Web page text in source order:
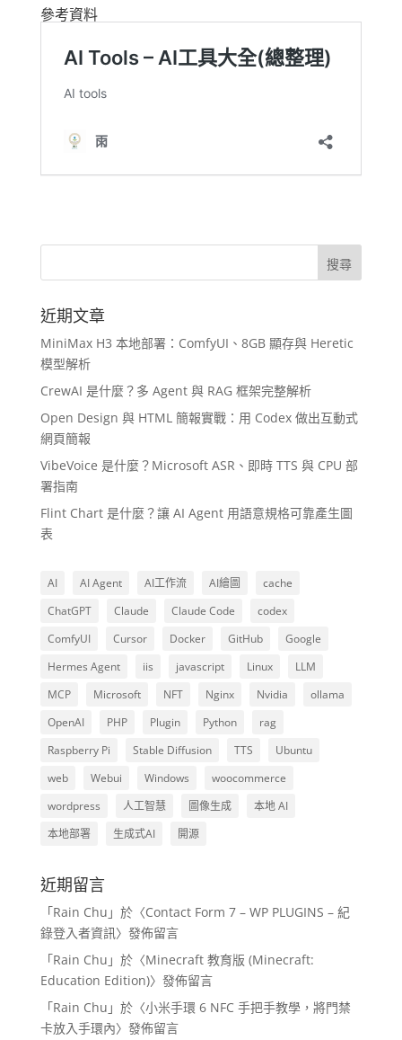
參考資料
近期文章
MiniMax H3 本地部署：ComfyUI、8GB 顯存與 Heretic
模型解析
CrewAI 是什麼？多 Agent 與 RAG 框架完整解析
Open Design 與 HTML 簡報實戰：用 Codex 做出互動式
網頁簡報
VibeVoice 是什麼？Microsoft ASR、即時 TTS 與 CPU 部
署指南
Flint Chart 是什麼？讓 AI Agent 用語意規格可靠產生圖
表
AI AI Agent AI工作流 AI繪圖
cache
ChatGPT
Claude Claude Code
codex
ComfyUI
Cursor Docker GitHub
Google
Hermes Agent
iis javascript Linux
LLM
MCP
Microsoft NFT Nginx Nvidia
ollama
OpenAI
PHP Plugin Python
rag
Raspberry Pi
Stable Diffusion TTS
Ubuntu
web
Webui Windows
woocommerce
wordpress
人工智慧 圖像生成
本地 AI
本地部署
生成式AI 開源
近期留言
「Rain Chu 」於〈Contact Form 7 – WP PLUGINS – 紀
錄登入者資訊〉發佈留言
「Rain Chu 」於〈Minecraft 教育版 (Minecraft:
Education Edition)〉發佈留言
「Rain Chu 」於〈小米手環 6 NFC 手把手教學，將門禁
卡放入手環內〉發佈留言